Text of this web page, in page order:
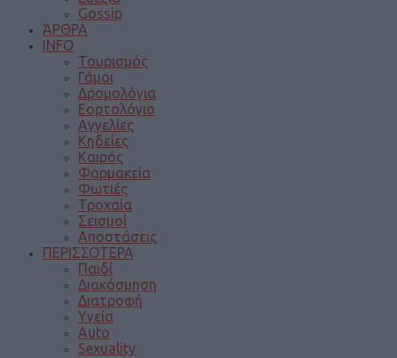
Gossip
ΆΡΘΡΑ
INFO
Τουρισμός
Γάμοι
Δρομολόγια
Εορτολόγιο
Αγγελίες
Κηδείες
Καιρός
Φαρμακεία
Φωτιές
Τροχαία
Σεισμοί
Αποστάσεις
ΠΕΡΙΣΣΟΤΕΡΑ
Παιδί
Διακόσμηση
Διατροφή
Υγεία
Auto
Sexuality